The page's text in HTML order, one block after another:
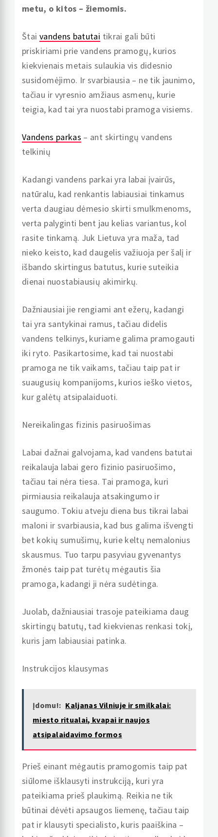
metu, o kitos – žiemomis.
Štai vandens batutai tikrai gali būti
priskiriami prie vandens pramogų, kurios
kiekvienais metais sulaukia vis didesnio
susidomėjimo. Ir svarbiausia – ne tik jaunimo,
tačiau ir vyresnio amžiaus asmenų, kurie
teigia, kad tai yra nuostabi pramoga visiems.
Vandens parkas – ant skirtingų vandens
telkinių
Kadangi vandens parkai yra labai įvairūs,
natūralu, kad renkantis labiausiai tinkamus
verta daugiau dėmesio skirti smulkmenoms,
verta palyginti bent jau kelias variantus, kol
rasite tinkamą. Juk Lietuva yra maža, tad
nieko keisto, kad daugelis važiuoja per šalį ir
išbando skirtingus batutus, kurie suteikia
dienai nuostabiausių akimirkų.
Dažniausiai jie rengiami ant ežerų, kadangi
tai yra santykinai ramus, tačiau didelis
vandens telkinys, kuriame galima pramogauti
iki ryto. Pasikartosime, kad tai nuostabi
pramoga ne tik vaikams, tačiau taip pat ir
suaugusių kompanijoms, kurios ieško vietos,
kur galėtų atsipalaiduoti.
Nereikalingas fizinis pasiruošimas
Labai dažnai galvojama, kad vandens batutai
reikalauja labai gero fizinio pasiruošimo,
tačiau tai nėra tiesa. Tai pramoga, kuri
pirmiausia reikalauja atsakingumo ir
saugumo. Tokiu atveju diena bus tikrai labai
maloni ir svarbiausia, kad bus galima išvengti
bet kokių sumušimų, kurie keltų nemalonius
skausmus. Tuo tarpu pasyviau gyvenantys
žmonės taip pat turėtų mėgautis šia
pramoga, kadangi ji nėra sudėtinga.
Juolab, dažniausiai trasoje pateikiama daug
skirtingų batutų, tad kiekvienas renkasi tokį,
kuris jam labiausiai patinka.
Instrukcijos klausymas
Įdomu!: Kaljanas Vilniuje ir smilkalai:
miesto ritualai, kvapai ir naujos
atsipalaidavimo formos
Prieš einant mėgautis pramogomis taip pat
siūlome išklausyti instrukciją, kuri yra
pateikiama prieš plaukimą. Reikia ne tik
būtinai dėvėti apsaugos liemenę, tačiau taip
pat ir klausyti specialisto, kuris paaiškina –